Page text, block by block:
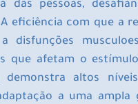
das pessoas,
eficiência com que a
que afetam o
altos
a uma